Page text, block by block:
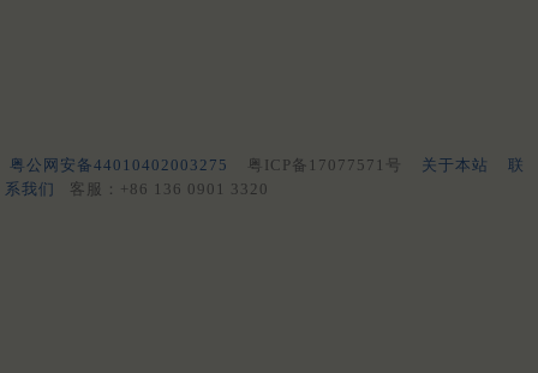
粤公网安备44010402003275 粤ICP备17077571号 关于本站
联
系我们
客服：+86 136 0901 3320